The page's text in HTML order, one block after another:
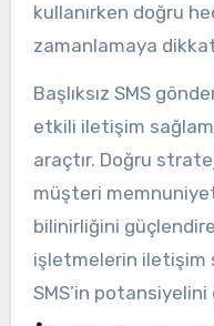
kullanırken doğru
zamanlamaya
Başlıksız SMS
etkili iletişim
araçtır. Doğru
müşteri
bilinirliğini
işletmelerin iletişim
SMS’in